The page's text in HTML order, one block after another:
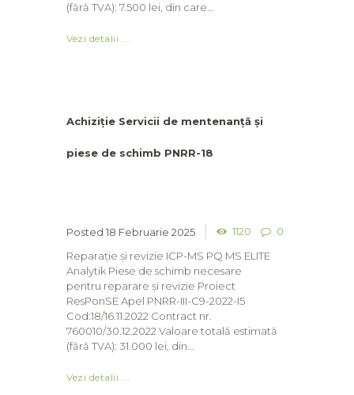
(fără TVA): 7.500 lei, din care...
Vezi detalii ...
Achiziție Servicii de mentenanță și
piese de schimb PNRR-18
18 Februarie 2025 1120
0
Reparație și revizie ICP-MS PQ MS ELITE
Analytik Piese de schimb necesare
pentru reparare și revizie Proiect
ResPonSE Apel PNRR-III-C9-2022-I5
Cod:18/16.11.2022 Contract nr.
760010/30.12.2022 Valoare totală estimată
(fără TVA): 31.000 lei, din...
Vezi detalii ...